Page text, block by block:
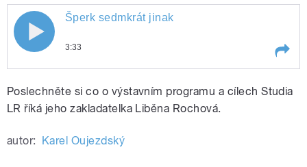
Šperk sedmkrát jinak
Šperk sedmkrát jinak
3:33
Poslechněte si co o výstavním programu a cílech Studia
LR říká jeho zakladatelka Liběna Rochová.
autor: Karel Oujezdský